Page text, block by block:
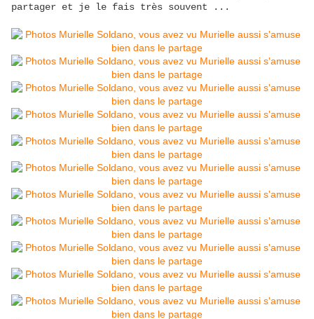
partager et je le fais très souvent ...